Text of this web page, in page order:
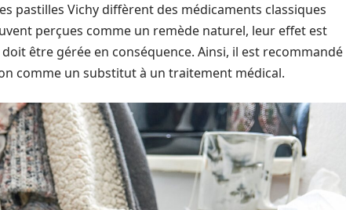
pastilles Vichy diffèrent des médicaments classiques
perçues comme un remède naturel, leur effet est
être gérée en conséquence. Ainsi, il est recommandé
comme un substitut à un traitement médical.